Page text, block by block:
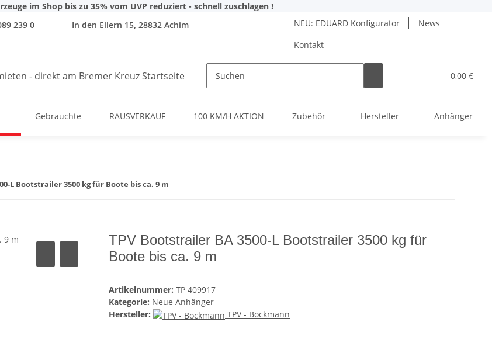
im Shop bis zu 35% vom UVP reduziert - schnell zuschlagen !
239 0 In den Ellern 15, 28832 Achim NEU: EDUARD Konfigurator
News
Kontakt
0,00 €
Gebrauchte RAUSVERKAUF 100 KM/H AKTION Zubehör Hersteller Anhänger
L Bootstrailer 3500 kg für Boote bis ca. 9 m
TPV Bootstrailer BA 3500-L Bootstrailer 3500 kg für
Boote bis ca. 9 m
Artikelnummer: TP 409917
Kategorie: Neue Anhänger
Hersteller:
TPV - Böckmann